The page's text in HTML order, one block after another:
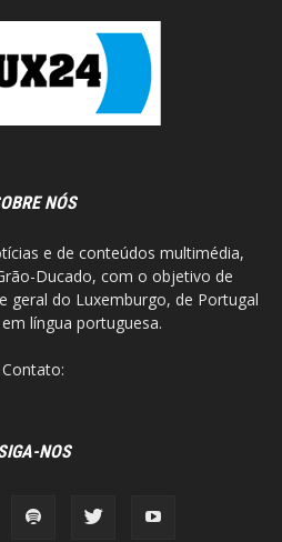
NÓS
e de conteúdos multimédia,
Ducado, com o objetivo de
geral do Luxemburgo, de Portugal
língua portuguesa.
Contato:
NOS